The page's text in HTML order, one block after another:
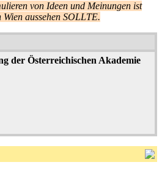
von Ideen und Meinungen ist
aussehen SOLLTE.
der Österreichischen Akademie